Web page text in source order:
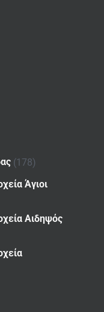
(178)
Άγιοι
Αιδηψός